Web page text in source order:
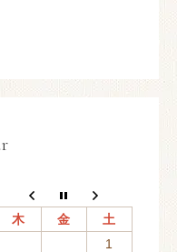
木 金
土
1